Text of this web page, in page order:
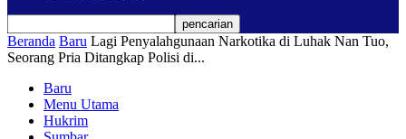
Beranda Baru Lagi Penyalahgunaan Narkotika di Luhak Nan Tuo,
Seorang Pria Ditangkap Polisi di...
Baru
Menu Utama
Hukrim